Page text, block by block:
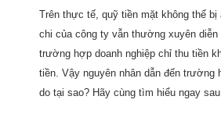
Trên thực tế, quỹ tiền mặt không thể bị
chi của công ty vẫn thường xuyên diễn
trường hợp doanh nghiệp chỉ thu tiền
tiền. Vậy nguyên nhân dẫn đến trường
do tại sao? Hãy cùng tìm hiểu ngay